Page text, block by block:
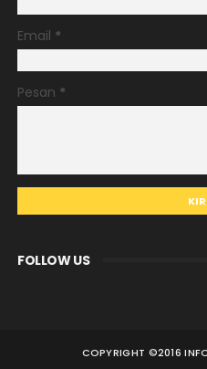
Email *
Pesan *
FOLLOW US
COPYRIGHT ©2016